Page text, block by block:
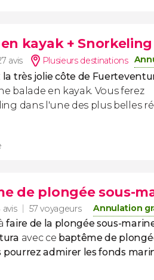
kayak +
avis Plusieurs destinations
la très jolie côte de
balade en kayak. Vous ferez
dans l'une des plus belles
de plongée sous-
avis 57 voyageurs Annulation
faire de la plongée sous-
avec ce baptême de
pourrez admirer les fonds